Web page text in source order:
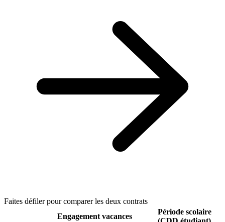
Faites défiler pour comparer les deux contrats
Engagement vacances
Période scolaire